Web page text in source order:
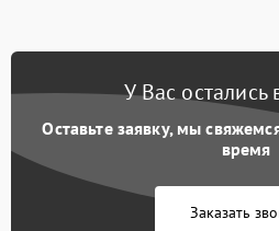
У Вас остались
Оставьте заявку, мы
время
Заказать